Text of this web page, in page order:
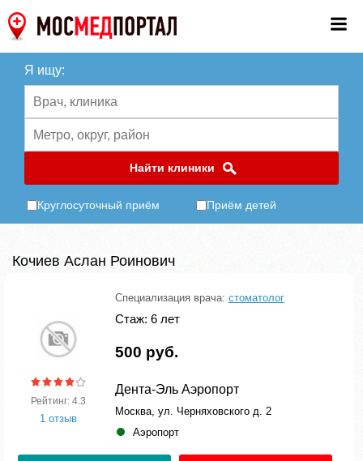
Я ищу:
Найти клиники
Круглосуточный приём Приём детей
Кочиев Аслан Роинович
Рейтинг: 4.3
1 отзыв
Специализация врача: стоматолог
Стаж: 6 лет
500 руб.
Дента-Эль Аэропорт
Москва, ул. Черняховского д. 2
Аэропорт